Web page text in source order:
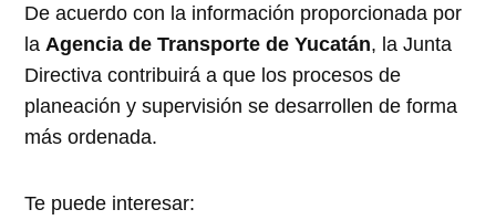
De acuerdo con la información proporcionada por
la Agencia de Transporte de Yucatán, la Junta
Directiva contribuirá a que los procesos de
planeación y supervisión se desarrollen de forma
más ordenada.
Te puede interesar: